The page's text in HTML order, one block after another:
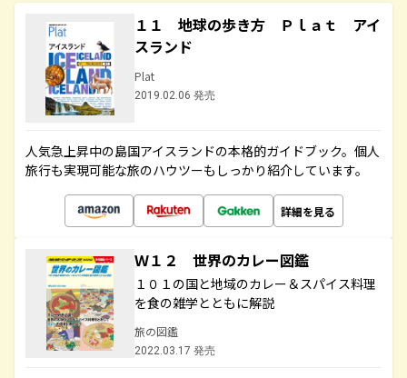
１１ 地球の歩き方 Ｐｌａｔ アイ
スランド
Plat
2019.02.06 発売
人気急上昇中の島国アイスランドの本格的ガイドブック。個人
旅行も実現可能な旅のハウツーもしっかり紹介しています。
詳細を見る
Ｗ１２ 世界のカレー図鑑
１０１の国と地域のカレー＆スパイス料理
を食の雑学とともに解説
旅の図鑑
2022.03.17 発売